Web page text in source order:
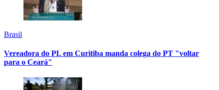
Brasil
Vereadora do PL em Curitiba manda colega do PT "voltar
para o Ceará"